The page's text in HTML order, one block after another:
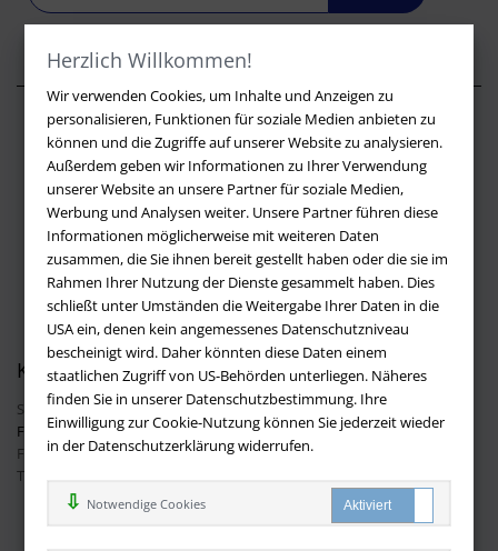
Herzlich Willkommen!
Wir verwenden Cookies, um Inhalte und Anzeigen zu
personalisieren, Funktionen für soziale Medien anbieten zu
können und die Zugriffe auf unserer Website zu analysieren.
Außerdem geben wir Informationen zu Ihrer Verwendung
unserer Website an unsere Partner für soziale Medien,
Werbung und Analysen weiter. Unsere Partner führen diese
Informationen möglicherweise mit weiteren Daten
zusammen, die Sie ihnen bereit gestellt haben oder die sie im
Rahmen Ihrer Nutzung der Dienste gesammelt haben. Dies
schließt unter Umständen die Weitergabe Ihrer Daten in die
USA ein, denen kein angemessenes Datenschutzniveau
bescheinigt wird. Daher könnten diese Daten einem
staatlichen Zugriff von US-Behörden unterliegen. Näheres
finden Sie in unserer Datenschutzbestimmung. Ihre
Einwilligung zur Cookie-Nutzung können Sie jederzeit wieder
in der Datenschutzerklärung widerrufen.
Notwendige Cookies
Über buchversandmimpf2000.de
Impressum
Versandbedingungen
Widerruf
Batteriehinweis
AGB
Datenschutz
Kontakt
Sie haben Fragen?Hier finden Sie Antworten auf häufig gestellte
Fragen.
Fragen per E-Mail:info@buchversandmimpf2000.de
Telefon: +49 (0)9209 20 23 188
Ihre Vorteile bei uns